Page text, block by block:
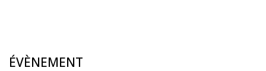
ÉVÈNEMENT